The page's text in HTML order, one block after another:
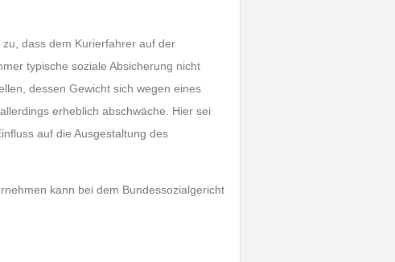
dass dem Kurierfahrer auf der
typische soziale Absicherung nicht
dessen Gewicht sich wegen eines
erheblich abschwäche. Hier sei
auf die Ausgestaltung des
kann bei dem Bundessozialgericht